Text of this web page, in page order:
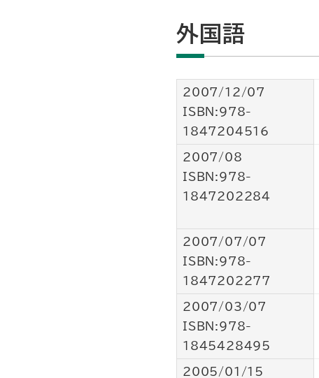
外国語
2007/12/07
ISBN:978-
1847204516
2007/08
ISBN:978-
1847202284
2007/07/07
ISBN:978-
1847202277
2007/03/07
ISBN:978-
1845428495
2005/01/15